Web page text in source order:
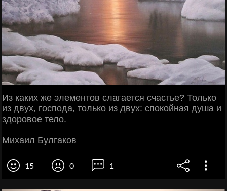
Из каких же элементов слагается счастье? Только
из двух, господа, только из двух: спокойная душа и
здоровое тело.
Михаил Булгаков
15 0 1